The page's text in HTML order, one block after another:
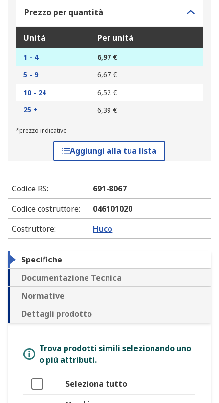
Prezzo per quantità
Unità Per unità
1 - 4
6,97 €
5 - 9
6,67 €
10 - 24
6,52 €
25 +
6,39 €
*prezzo indicativo
Aggiungi alla tua lista
Codice RS:
691-8067
Codice costruttore:
046101020
Costruttore: Huco
Specifiche
Documentazione Tecnica
Normative
Dettagli prodotto
Trova prodotti simili selezionando uno
o più attributi.
Seleziona tutto